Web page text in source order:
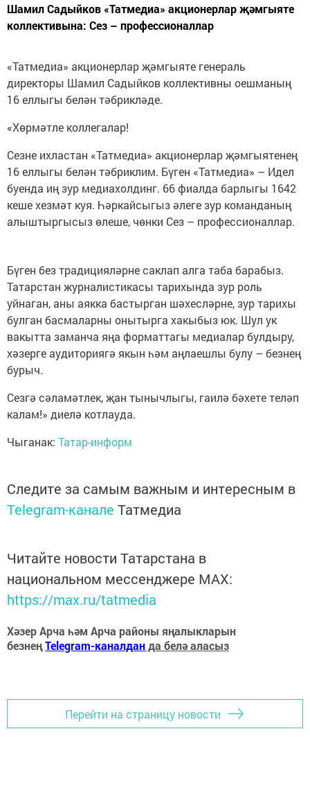
Шамил Садыйков «Татмедиа» акционерлар җәмгыяте
коллективына: Сез – профессионаллар
«Татмедиа» акционерлар җәмгыяте генераль
директоры Шамил Садыйков коллективны оешманың
16 еллыгы белән тәбрикләде.
«Хөрмәтле коллегалар!
Сезне ихластан «Татмедиа» акционерлар җәмгыятенең
16 еллыгы белән тәбриклим. Бүген «Татмедиа» – Идел
буенда иң зур медиахолдинг. 66 фиалда барлыгы 1642
кеше хезмәт куя. Һәркайсыгыз әлеге зур команданың
алыштыргысыз өлеше, чөнки Сез – профессионаллар.
Бүген без традицияләрне саклап алга таба барабыз.
Татарстан журналистикасы тарихында зур роль
уйнаган, аны аякка бастырган шәхесләрне, зур тарихы
булган басмаларны онытырга хакыбыз юк. Шул ук
вакытта заманча яңа форматтагы медиалар булдыру,
хәзерге аудиториягә якын һәм аңлаешлы булу – безнең
бурыч.
Сезгә сәламәтлек, җан тынычлыгы, гаилә бәхете теләп
калам!» диелә котлауда.
Чыганак: Татар-информ
Следите за самым важным и интересным в
Telegram-канале Татмедиа
Читайте новости Татарстана в
национальном мессенджере MАХ:
https://max.ru/tatmedia
Хәзер Арча һәм Арча районы яңалыкларын
безнеңTelegram-каналданда белә аласыз
Перейти на страницу новости